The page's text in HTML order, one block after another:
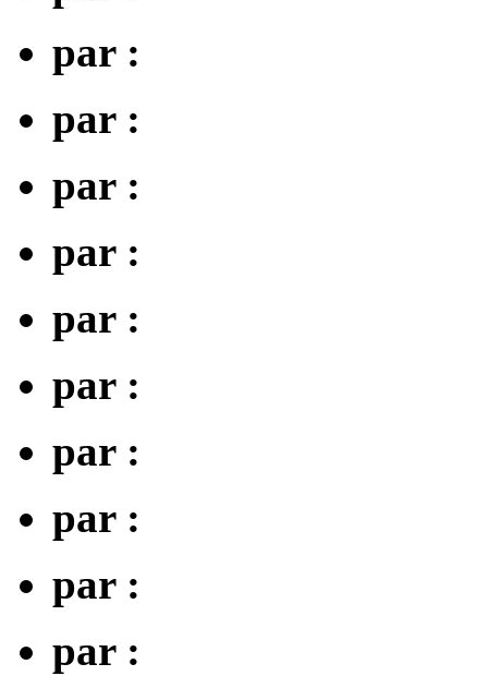
par :
par :
par :
par :
par :
par :
par :
par :
par :
par :